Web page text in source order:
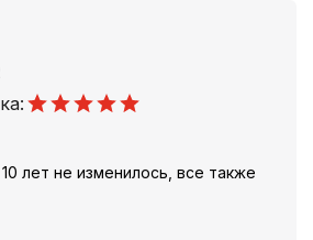
лет не изменилось, все также